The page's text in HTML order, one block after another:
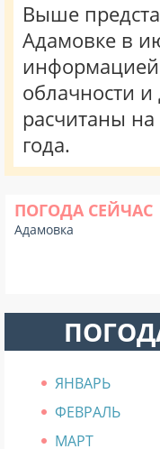
Выше
Адамовке в
информацией
облачности
расчитаны
года.
ПОГОДА СЕЙЧАС
Адамовка
ЯНВАРЬ
ФЕВРАЛЬ
МАРТ